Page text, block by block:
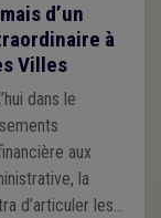
d’un
à
Villes
dans le
aux
la
d’articuler les